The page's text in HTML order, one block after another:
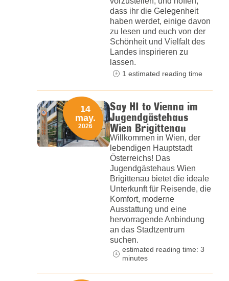
dass ihr die Gelegenheit
haben werdet, einige davon
zu lesen und euch von der
Schönheit und Vielfalt des
Landes inspirieren zu
lassen.
1 estimated reading time
Say HI to Vienna im
Jugendgästehaus
Wien Brigittenau
Willkommen in Wien, der
lebendigen Hauptstadt
Österreichs! Das
Jugendgästehaus Wien
Brigittenau bietet die ideale
Unterkunft für Reisende, die
Komfort, moderne
Ausstattung und eine
hervorragende Anbindung
an das Stadtzentrum
suchen.
14
may.
2026
estimated reading time: 3
minutes